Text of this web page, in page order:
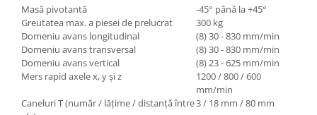
Masă pivotantă
-45° până la +45°
Greutatea max. a piesei de prelucrat
300 kg
Domeniu avans longitudinal
(8) 30 - 830 mm/min
Domeniu avans transversal
(8) 30 - 830 mm/min
Domeniu avans vertical
(8) 23 - 625 mm/min
Mers rapid axele x, y şi z
1200 / 800 / 600
mm/min
Caneluri T (număr / lăţime / distanţă între3 / 18 mm / 80 mm